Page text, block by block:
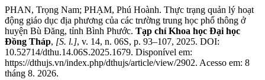
PHAN, Trọng Nam; PHẠM, Phú Hoành. Thực trạng quản lý hoạt
động giáo dục địa phương của các trường trung học phổ thông ở
huyện Bù Đăng, tỉnh Bình Phước. Tạp chí Khoa học Đại học
Đồng Tháp, [S. l.], v. 14, n. 06S, p. 93–107, 2025. DOI:
10.52714/dthu.14.06S.2025.1679. Disponível em:
https://dthujs.vn/index.php/dthujs/article/view/2902. Acesso em: 8
tháng 8. 2026.